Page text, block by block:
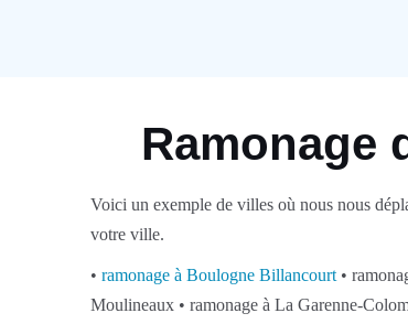
Ramonage
Voici un exemple de villes où nous nous
votre ville.
• ramonage à Boulogne Billancourt •
Moulineaux • ramonage à La Garenne-